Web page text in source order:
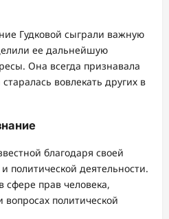
Гудковой сыграли важную
ее дальнейшую
Она всегда признавала
вовлекать других в
благодаря своей
политической деятельности.
сфере прав человека,
политической